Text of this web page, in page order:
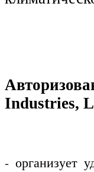
Industries,
- организует